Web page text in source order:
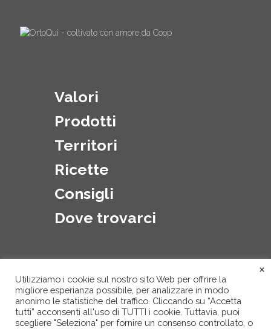
Valori
Prodotti
Territori
Ricette
Consigli
Dove trovarci
Utilizziamo i cookie sul nostro sito Web per offrire la
migliore esperianza possibile, per analizzare in modo
anonimo le statistiche del traffico. Cliccando su “Accetta
tutti” acconsenti all'uso di TUTTI i cookie. Tuttavia, puoi
scegliere "Seleziona" per fornire un consenso controllato, o
×